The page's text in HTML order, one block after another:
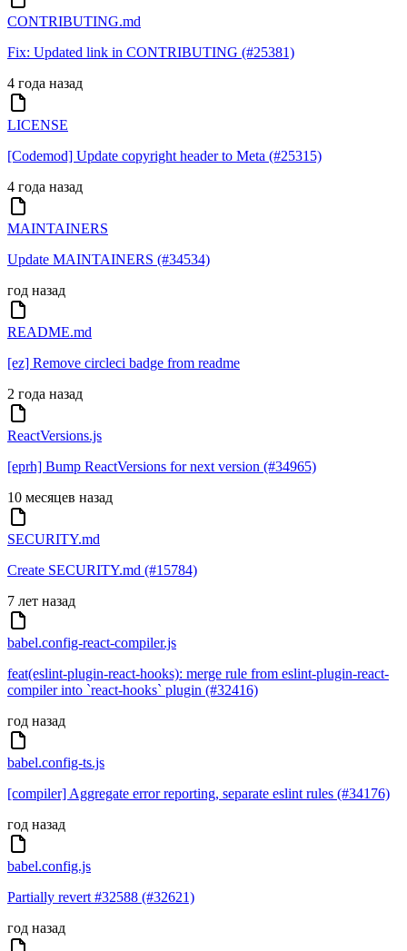
CONTRIBUTING.md
Fix: Updated link in CONTRIBUTING (#25381)
4 года назад
LICENSE
[Codemod] Update copyright header to Meta (#25315)
4 года назад
MAINTAINERS
Update MAINTAINERS (#34534)
год назад
README.md
[ez] Remove circleci badge from readme
2 года назад
ReactVersions.js
[eprh] Bump ReactVersions for next version (#34965)
10 месяцев назад
SECURITY.md
Create SECURITY.md (#15784)
7 лет назад
babel.config-react-compiler.js
feat(eslint-plugin-react-hooks): merge rule from eslint-plugin-react-
compiler into `react-hooks` plugin (#32416)
год назад
babel.config-ts.js
[compiler] Aggregate error reporting, separate eslint rules (#34176)
год назад
babel.config.js
Partially revert #32588 (#32621)
год назад